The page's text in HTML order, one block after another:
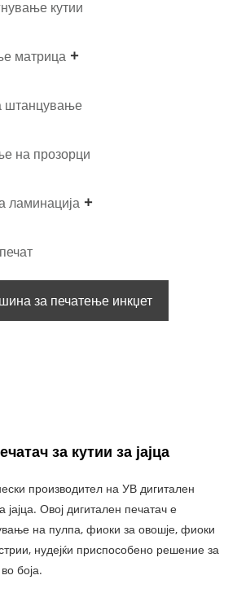
кутии
матрица
штанцување
на прозорци
ламинација
за печатење инкџет
за кутии за јајца
производител на УВ дигитален
јајца. Овој дигитален печатач е
на пулпа, фиоки за овошје, фиоки
нудејќи приспособено решение за
боја.